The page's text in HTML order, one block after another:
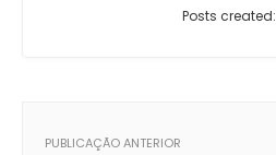
Posts created:
PUBLICAÇÃO ANTERIOR